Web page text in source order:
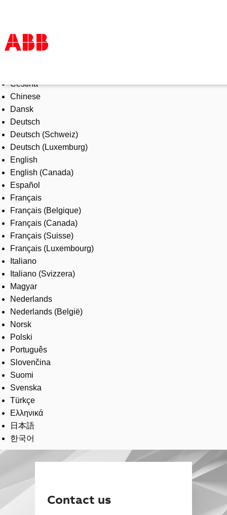
Products & Solutions
Industries
Services
About us
Where to buy
Contact us
Careers
Čeština
Chinese
Dansk
Deutsch
Deutsch (Schweiz)
Deutsch (Luxemburg)
English
English (Canada)
Español
Français
Français (Belgique)
Français (Canada)
Français (Suisse)
Français (Luxembourg)
Italiano
Italiano (Svizzera)
Magyar
Nederlands
Nederlands (België)
Norsk
Polski
Português
Slovenčina
Suomi
Svenska
Türkçe
Ελληνικά
日本語
한국어
Contact us